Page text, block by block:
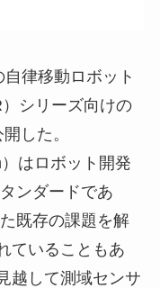
律移動ロボット
シリーズ向けの
した。
はロボット開発
ンダードであ
既存の課題を解
ていることもあ
越して測域センサ